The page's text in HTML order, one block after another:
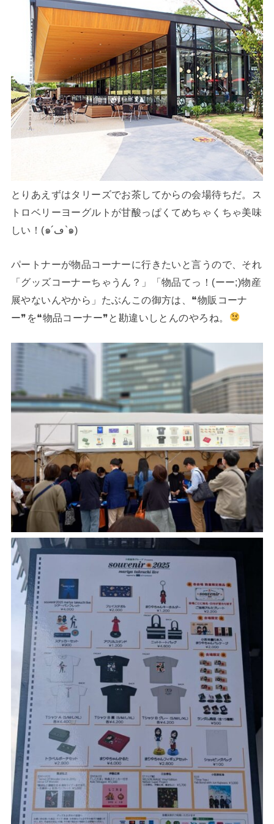
とりあえずはタリーズでお茶してからの会場待ちだ。ス
トロベリーヨーグルトが甘酸っぱくてめちゃくちゃ美味
しい！(๑´ڡ`๑)
パートナーが物品コーナーに行きたいと言うので、それ
「グッズコーナーちゃうん？」「物品てっ！(ーー;)物産
展やないんやから」たぶんこの御方は、❝物販コーナ
ー❞を❝物品コーナー❞と勘違いしとんのやろね。